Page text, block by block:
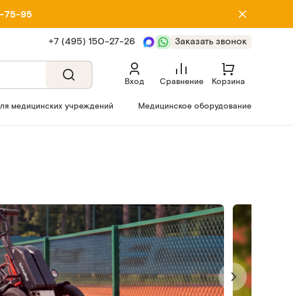
75-95
+7 (495) 150‑27‑26 Заказать звонок
Вход Сравнение Корзина
медицинских учреждений Медицинское оборудование